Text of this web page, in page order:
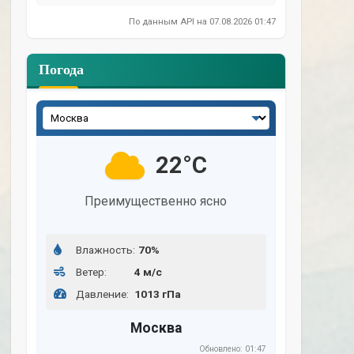
По данным API на 07.08.2026 01:47
Погода
Выберите
город:
22°C
Преимущественно ясно
Влажность: 70%
Ветер:
4 м/с
Давление: 1013 гПа
Москва
Обновлено: 01:47